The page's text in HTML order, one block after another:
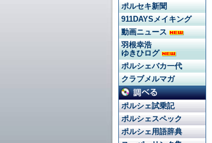
ポルセキ新聞
911DAYSメイキング
動画ニュース
羽根幸浩
ゆきひログ
ポルシェバカ一代
クラブメルマガ
ポルシェ試乗記
ポルシェスペック
ポルシェ用語辞典